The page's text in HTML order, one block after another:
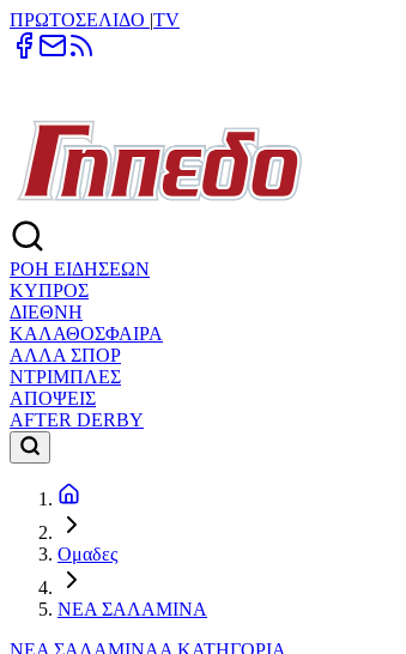
ΠΡΩΤΟΣΕΛΙΔΟ |TV
ΡΟΗ ΕΙΔΗΣΕΩΝ
ΚΥΠΡΟΣ
ΔΙΕΘΝΗ
ΚΑΛΑΘΟΣΦΑΙΡΑ
ΑΛΛΑ ΣΠΟΡ
ΝΤΡΙΜΠΛΕΣ
ΑΠΟΨΕΙΣ
AFTER DERBY
Ομαδες
ΝΕΑ ΣΑΛΑΜΙΝΑ
ΝΕΑ ΣΑΛΑΜΙΝΑΑ ΚΑΤΗΓΟΡΙΑ